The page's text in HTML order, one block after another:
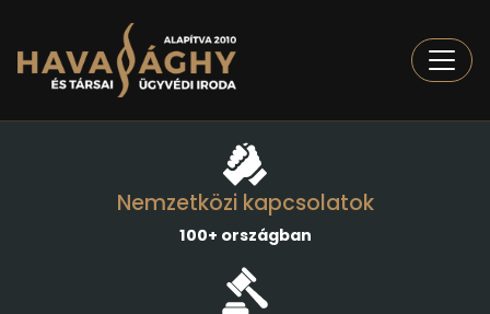
Nemzetközi kapcsolatok
100+ országban